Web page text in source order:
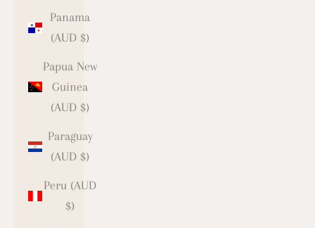
Panama
(AUD $)
Papua New
Guinea
(AUD $)
Paraguay
(AUD $)
Peru (AUD
$)